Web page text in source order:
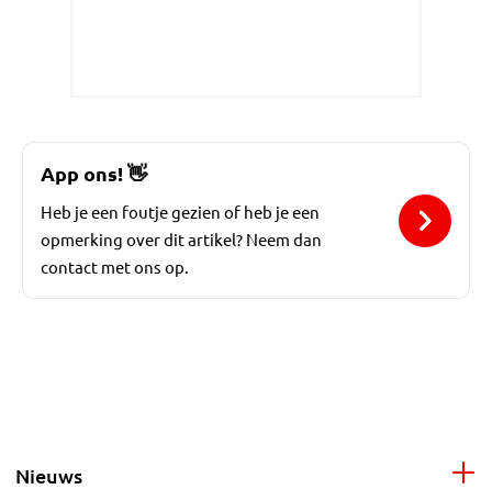
App ons!👋
Heb je een foutje gezien of heb je een
opmerking over dit artikel? Neem dan
contact met ons op.
Nieuws